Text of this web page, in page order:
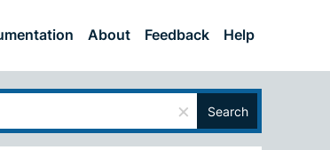
About Feedback Help
× Search